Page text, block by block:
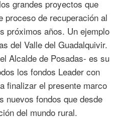
grandes proyectos que
proceso de recuperación al
próximos años. Un ejemplo
del Valle del Guadalquivir.
Alcalde de Posadas- es su
los fondos Leader con
finalizar el presente marco
nuevos fondos que desde
del mundo rural.